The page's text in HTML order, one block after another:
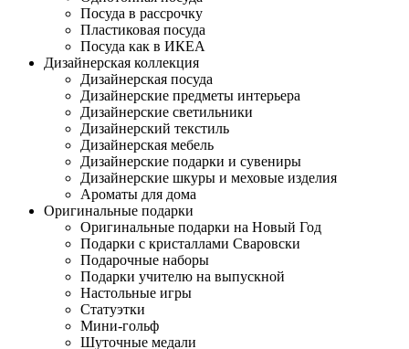
Посуда в рассрочку
Пластиковая посуда
Посуда как в ИКЕА
Дизайнерская коллекция
Дизайнерская посуда
Дизайнерские предметы интерьера
Дизайнерские светильники
Дизайнерский текстиль
Дизайнерская мебель
Дизайнерские подарки и сувениры
Дизайнерские шкуры и меховые изделия
Ароматы для дома
Оригинальные подарки
Оригинальные подарки на Новый Год
Подарки с кристаллами Сваровски
Подарочные наборы
Подарки учителю на выпускной
Настольные игры
Статуэтки
Мини-гольф
Шуточные медали